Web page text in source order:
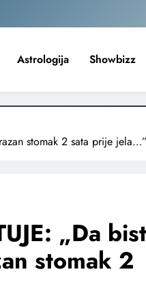
Astrologija Showbizz
stomak 2 sata prije jela…”
„Da
stomak 2